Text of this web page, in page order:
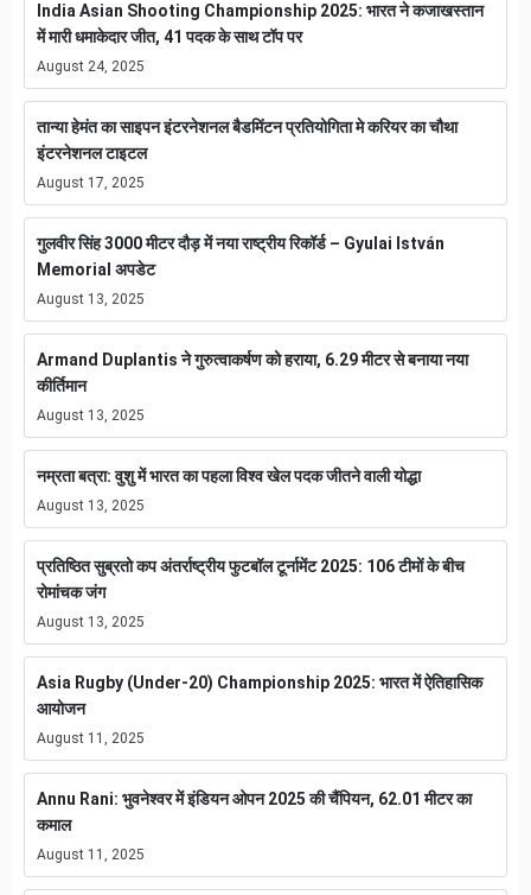
India Asian Shooting Championship 2025: भारत ने कजाखस्तान
में मारी धमाकेदार जीत, 41 पदक के साथ टॉप पर
August 24, 2025
तान्या हेमंत का साइपन इंटरनेशनल बैडमिंटन प्रतियोगिता मे करियर का चौथा
इंटरनेशनल टाइटल
August 17, 2025
गुलवीर सिंह 3000 मीटर दौड़ में नया राष्ट्रीय रिकॉर्ड – Gyulai István
Memorial अपडेट
August 13, 2025
Armand Duplantis ने गुरुत्वाकर्षण को हराया, 6.29 मीटर से बनाया नया
कीर्तिमान
August 13, 2025
नम्रता बत्रा: वुशु में भारत का पहला विश्व खेल पदक जीतने वाली योद्धा
August 13, 2025
प्रतिष्ठित सुब्रतो कप अंतर्राष्ट्रीय फुटबॉल टूर्नामेंट 2025: 106 टीमों के बीच
रोमांचक जंग
August 13, 2025
Asia Rugby (Under-20) Championship 2025: भारत में ऐतिहासिक
आयोजन
August 11, 2025
Annu Rani: भुवनेश्वर में इंडियन ओपन 2025 की चैंपियन, 62.01 मीटर का
कमाल
August 11, 2025